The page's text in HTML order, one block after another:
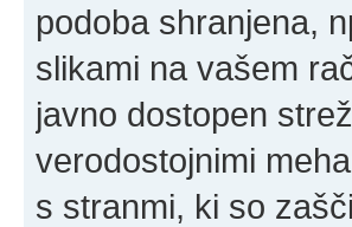
podoba shranjena,
slikami na vašem
javno dostopen
verodostojnimi
s stranmi, ki so